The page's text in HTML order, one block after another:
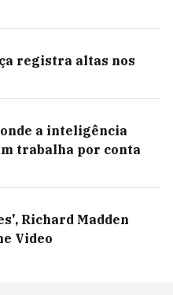
registra altas nos
a inteligência
trabalha por conta
Richard Madden
Video